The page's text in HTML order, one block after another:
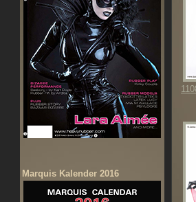
Marquis Kalender 2016